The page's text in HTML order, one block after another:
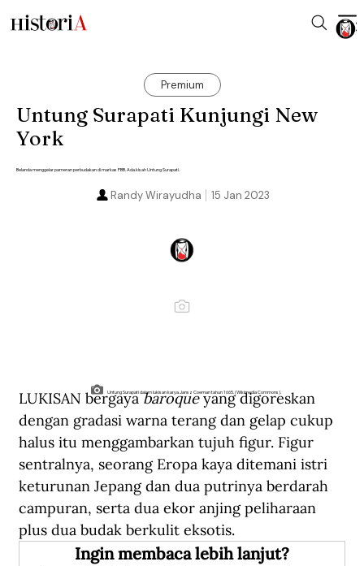
Premium
Untung Surapati Kunjungi New
York
Belanda menggelar pameran perbudakan di markas PBB. Ada kisah Untung Surapati.
15 Jan 2023
Randy Wirayudha
Untung Surapati dalam lukisan karya Jansz Coeman tahun 1665. (Wikimedia Commons).
LUKISAN bergaya baroque yang digoreskan
dengan gradasi warna terang dan gelap cukup
halus itu menggambarkan tujuh figur. Figur
sentralnya, seorang Eropa kaya ditemani istri
keturunan Jepang dan dua putrinya berdarah
campuran, serta dua ekor anjing peliharaan
plus dua budak berkulit eksotis.
Ingin membaca lebih lanjut?